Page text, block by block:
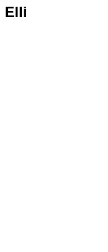
Elli